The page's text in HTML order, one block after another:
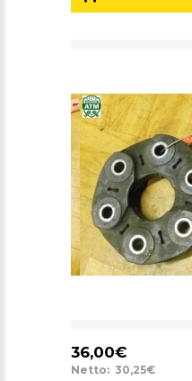
36,00€
Netto: 30,25€